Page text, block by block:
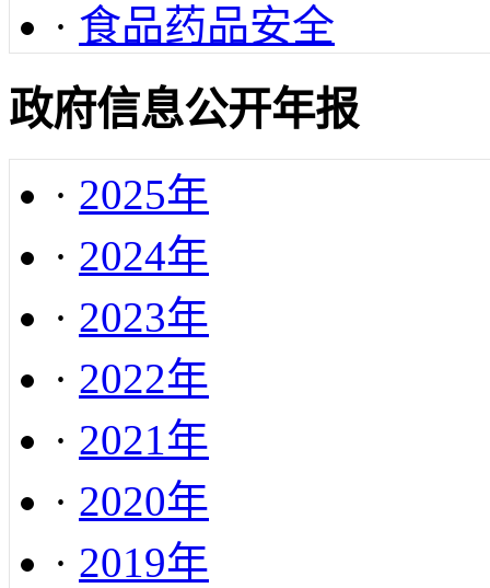
· 食品药品安全
政府信息公开年报
· 2025年
· 2024年
· 2023年
· 2022年
· 2021年
· 2020年
· 2019年